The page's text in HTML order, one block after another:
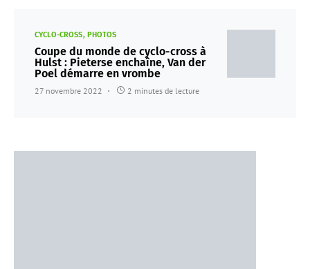
CYCLO-CROSS PHOTOS
Coupe du monde de cyclo-cross à
Hulst : Pieterse enchaîne, Van der
Poel démarre en vrombe
27 novembre 2022 2 minutes de lecture